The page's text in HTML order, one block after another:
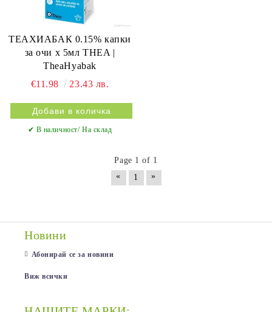
ТЕАХИАБАК 0.15% капки
за очи х 5мл THEA |
TheaHyabak
€11.98
23.43 лв.
✔ В наличност/ На склад
Page 1 of 1
«
1 »
Новини
Абонирай се за новини
Виж всички